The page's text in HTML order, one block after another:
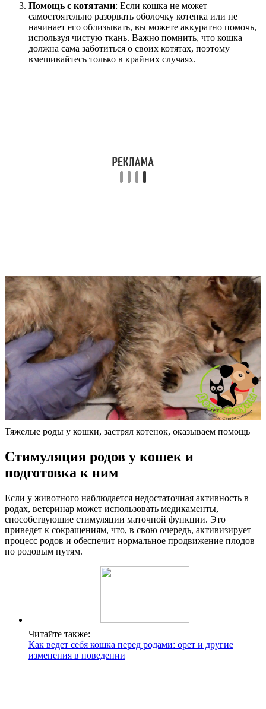
Помощь с котятами: Если кошка не может
самостоятельно разорвать оболочку котенка или не
начинает его облизывать, вы можете аккуратно помочь,
используя чистую ткань. Важно помнить, что кошка
должна сама заботиться о своих котятах, поэтому
вмешивайтесь только в крайних случаях.
Тяжелые роды у кошки, застрял котенок, оказываем помощь
Стимуляция родов у кошек и
подготовка к ним
Если у животного наблюдается недостаточная активность в
родах, ветеринар может использовать медикаменты,
способствующие стимуляции маточной функции. Это
приведет к сокращениям, что, в свою очередь, активизирует
процесс родов и обеспечит нормальное продвижение плодов
по родовым путям.
Читайте также:
Как ведет себя кошка перед родами: орет и другие
изменения в поведении